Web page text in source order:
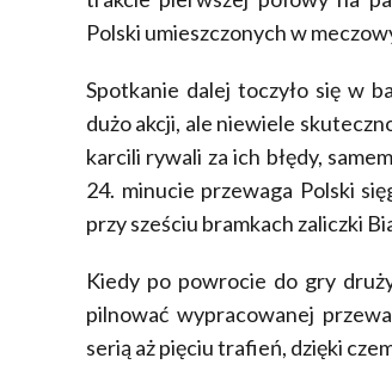
Polski umieszczonych w
Spotkanie dalej toczyło się w
dużo akcji, ale niewiele
karcili rywali za ich błędy,
24. minucie przewaga Polski
przy sześciu bramkach zaliczki
Kiedy po powrocie do gry
pilnować wypracowanej
serią aż pięciu trafień, dzięki